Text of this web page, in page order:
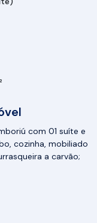
com 01 suíte e
cozinha, mobiliado
a carvão;